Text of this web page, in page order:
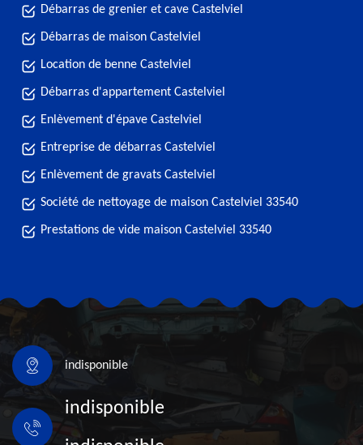
Débarras de grenier et cave Castelviel
Débarras de maison Castelviel
Location de benne Castelviel
Débarras d'appartement Castelviel
Enlèvement d'épave Castelviel
Entreprise de débarras Castelviel
Enlèvement de gravats Castelviel
Société de nettoyage de maison Castelviel 33540
Prestations de vide maison Castelviel 33540
indisponible
indisponible